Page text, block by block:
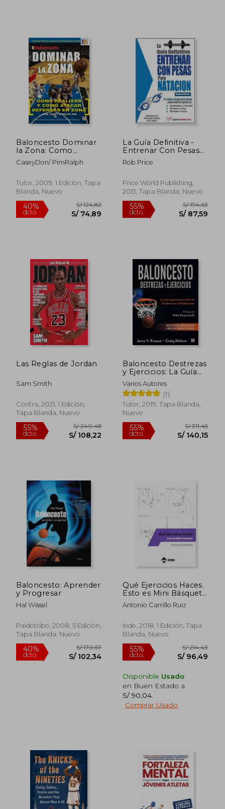
55%
dcto.
S/ 208,36
S/ 93,76
55%
dcto.
55%
dcto.
S/ 219,95
S/ 98,98 dcto.
Baloncesto Dominar
la Zona: Como
Realizar y Como
Atacar Defensa e n
CaseyDon/ PimRalph
Tutor, 2009, 1 Edición, Tapa
Blanda, Nuevo
40%
dcto.
S/ 124,82
S/ 74,89
La Guía Definitiva -
Entrenar Con Pesas
Para Natacion
(spanish Edition)
Rob Price
Price World Publishing,
2013, Tapa Blanda, Nuevo
55%
dcto.
Las Reglas de Jordan
Sam Smith
Contra, 2021, 1 Edición,
Tapa Blanda, Nuevo
55%
dcto. S/ 108,22
Baloncesto Destrezas
y Ejercicios: La Guía
Superventas Sobre
los Fundamentos del
Baloncesto
Varios Autores
(1)
Tutor, 2019, Tapa Blanda,
Nuevo
55%
Baloncesto: Aprender
y Progresar
Hal Wissel
Paidotribo, 2008, 5 Edición,
Tapa Blanda, Nuevo
Qué Ejercicios Haces.
Esto es Mini Básquet
(Pedagogía y
Deporte)
Antonio Carrillo Ruiz
Inde, 2018, 1 Edición, Tapa
Blanda, Nuevo
Disponible Usado
en Buen Estado a
S/ 90,04
Comprar Usado